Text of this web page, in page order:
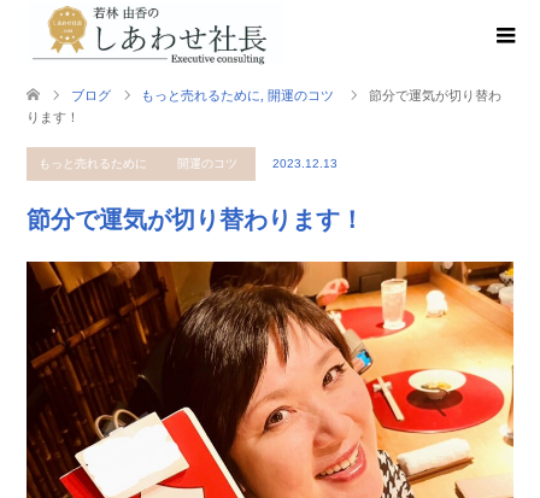
ブログ もっと売れるために 開運のコツ
節分で運気が切り替わ
ります！
もっと売れるために 開運のコツ 2023.12.13
節分で運気が切り替わります！